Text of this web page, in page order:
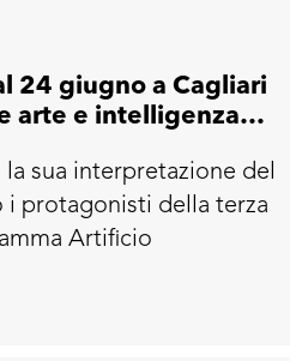
24 giugno a Cagliari
arte e intelligenza
la sua interpretazione del
protagonisti della terza
Artificio